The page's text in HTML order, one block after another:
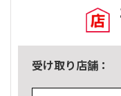
受け取り店舗：